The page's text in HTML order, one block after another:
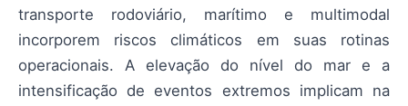
transporte rodoviário, marítimo e multimodal
incorporem riscos climáticos em suas rotinas
operacionais. A elevação do nível do mar e a
intensificação de eventos extremos implicam na